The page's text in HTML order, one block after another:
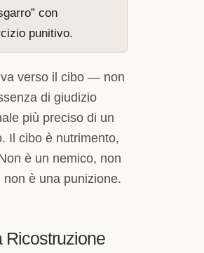
con
punitivo.
verso il cibo — non
di giudizio
più preciso di un
Il cibo è nutrimento,
è un nemico, non
è una punizione.
Ricostruzione